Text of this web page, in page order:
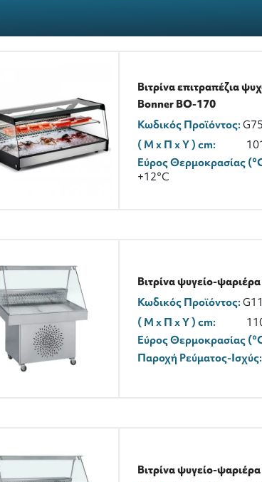
Βιτρίνα επιτραπέζια
Bonner BO-170
Κωδικός Προϊόντος:
( M x Π x Y ) cm:
Εύρος Θερμοκρασίας
+12°C
Βιτρίνα ψυγείο-
Κωδικός Προϊόντος:
( M x Π x Y ) cm:
Εύρος Θερμοκρασίας
Παροχή Ρεύματος-Ισχύς:
Βιτρίνα ψυγείο-